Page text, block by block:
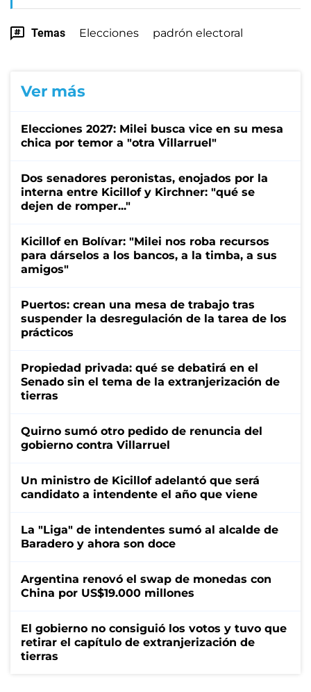
Temas Elecciones padrón electoral
Ver más
Elecciones 2027: Milei busca vice en su mesa
chica por temor a "otra Villarruel"
Dos senadores peronistas, enojados por la
interna entre Kicillof y Kirchner: "qué se
dejen de romper..."
Kicillof en Bolívar: "Milei nos roba recursos
para dárselos a los bancos, a la timba, a sus
amigos"
Puertos: crean una mesa de trabajo tras
suspender la desregulación de la tarea de los
prácticos
Propiedad privada: qué se debatirá en el
Senado sin el tema de la extranjerización de
tierras
Quirno sumó otro pedido de renuncia del
gobierno contra Villarruel
Un ministro de Kicillof adelantó que será
candidato a intendente el año que viene
La "Liga" de intendentes sumó al alcalde de
Baradero y ahora son doce
Argentina renovó el swap de monedas con
China por US$19.000 millones
El gobierno no consiguió los votos y tuvo que
retirar el capítulo de extranjerización de
tierras